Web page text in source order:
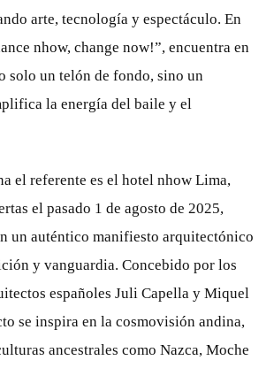
arte, tecnología y espectáculo. En
nhow, change now!”, encuentra en
solo un telón de fondo, sino un
la energía del baile y el
el referente es el hotel nhow Lima,
el pasado 1 de agosto de 2025,
un auténtico manifiesto arquitectónico
y vanguardia. Concebido por los
españoles Juli Capella y Miquel
se inspira en la cosmovisión andina,
ancestrales como Nazca, Moche